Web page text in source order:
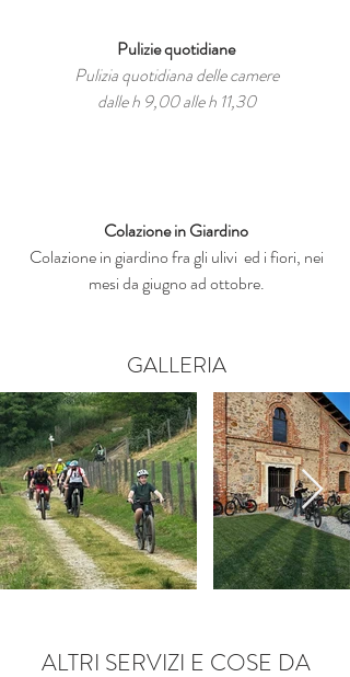
Pulizie quotidiane
Pulizia quotidiana delle camere
dalle h 9,00 alle h 11,30
Colazione in Giardino
Colazione in giardino fra gli ulivi ed i fiori, nei
mesi da giugno ad ottobre.
GALLERIA
ALTRI SERVIZI E COSE DA